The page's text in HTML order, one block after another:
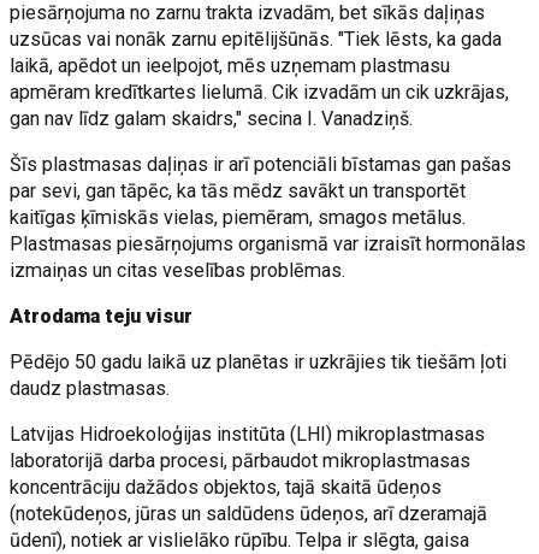
piesārņojuma no zarnu trakta izvadām, bet sīkās daļiņas
uzsūcas vai nonāk zarnu epitēlijšūnās. "Tiek lēsts, ka gada
laikā, apēdot un ieelpojot, mēs uzņemam plastmasu
apmēram kredītkartes lielumā. Cik izvadām un cik uzkrājas,
gan nav līdz galam skaidrs," secina I. Vanadziņš.
Šīs plastmasas daļiņas ir arī potenciāli bīstamas gan pašas
par sevi, gan tāpēc, ka tās mēdz savākt un transportēt
kaitīgas ķīmiskās vielas, piemēram, smagos metālus.
Plastmasas piesārņojums organismā var izraisīt hormonālas
izmaiņas un citas veselības problēmas.
Atrodama teju visur
Pēdējo 50 gadu laikā uz planētas ir uzkrājies tik tiešām ļoti
daudz plastmasas.
Latvijas Hidroekoloģijas institūta (LHI) mikroplastmasas
laboratorijā darba procesi, pārbaudot mikroplastmasas
koncentrāciju dažādos objektos, tajā skaitā ūdeņos
(notekūdeņos, jūras un saldūdens ūdeņos, arī dzeramajā
ūdenī), notiek ar vislielāko rūpību. Telpa ir slēgta, gaisa